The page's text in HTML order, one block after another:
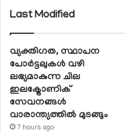
Last Modified
വ്യക്തിഗത, സ്ഥാപന
പോര്‍ട്ടലുകള്‍ വഴി
ലഭ്യമാകുന്ന ചില
ഇലക്ട്രോണിക്
സേവനങ്ങള്‍
വാരാന്ത്യത്തില്‍ മുടങ്ങും
7 hours ago